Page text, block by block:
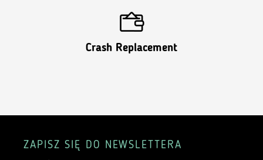
Crash Replacement
ZAPISZ SIĘ DO NEWSLETTERA